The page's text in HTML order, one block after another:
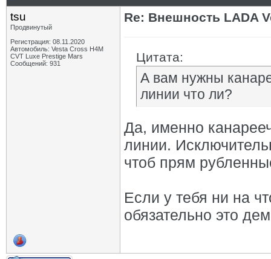
tsu
Продвинутый
Регистрация: 08.11.2020
Автомобиль: Vesta Cross H4M
CVT Luxe Prestige Mars
Сообщений: 931
Re: Внешность LADA
Цитата:
А вам нужны
линии что ли?
Да, именно
линии.
чтоб прям
Если у тебя ни на
обязательно это